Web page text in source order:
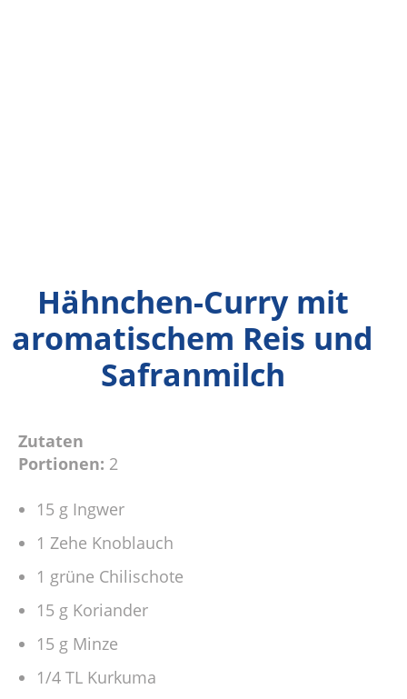
Hähnchen-Curry mit
aromatischem Reis und
Safranmilch
Zutaten
Portionen: 2
15 g Ingwer
1 Zehe Knoblauch
1 grüne Chilischote
15 g Koriander
15 g Minze
1/4 TL Kurkuma